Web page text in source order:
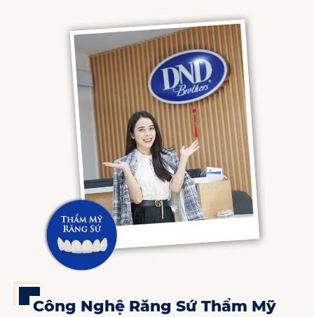
Công Nghệ Răng Sứ Thẩm Mỹ